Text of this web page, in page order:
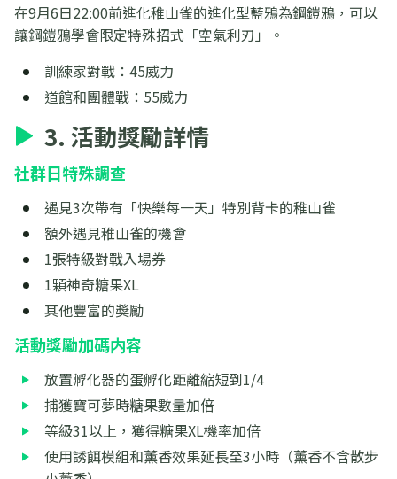
在9月6日22:00前進化稚山雀的進化型藍鴉為鋼鎧鴉，可以
讓鋼鎧鴉學會限定特殊招式「空氣利刃」。
訓練家對戰：45威力
道館和團體戰：55威力
3. 活動獎勵詳情
社群日特殊調查
遇見3次帶有「快樂每一天」特別背卡的稚山雀
額外遇見稚山雀的機會
1張特級對戰入場券
1顆神奇糖果XL
其他豐富的獎勵
活動獎勵加碼内容
放置孵化器的蛋孵化距離縮短到1/4
捕獲寶可夢時糖果數量加倍
等級31以上，獲得糖果XL機率加倍
使用誘餌模組和薰香效果延長至3小時（薰香不含散步